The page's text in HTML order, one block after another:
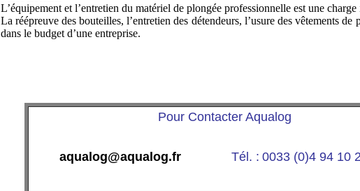
L’équipement et l’entretien du matériel de plongée professionnelle est une charge
La réépreuve des bouteilles, l’entretien des détendeurs, l’usure des vêtements
dans le budget d’une entreprise.
Pour Contacter Aqualog
aqualog@aqualog.fr Tél. : 0033 (0)4 94 10